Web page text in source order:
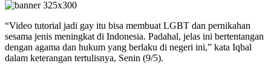
“Video tutorial jadi gay itu bisa membuat LGBT dan pernikahan
sesama jenis meningkat di Indonesia. Padahal, jelas ini bertentangan
dengan agama dan hukum yang berlaku di negeri ini,” kata Iqbal
dalam keterangan tertulisnya, Senin (9/5).